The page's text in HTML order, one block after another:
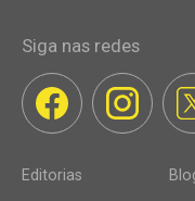
Siga nas redes
Editorias